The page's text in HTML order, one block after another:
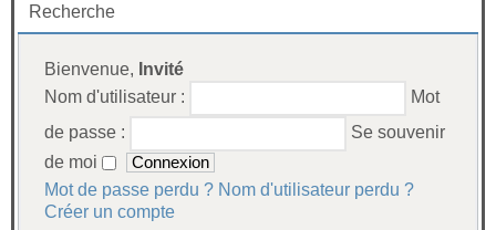
Recherche
Bienvenue, Invité
Nom d'utilisateur :
Mot
de passe :
Se souvenir
de moi
Mot de passe perdu ? Nom d'utilisateur perdu ?
Créer un compte